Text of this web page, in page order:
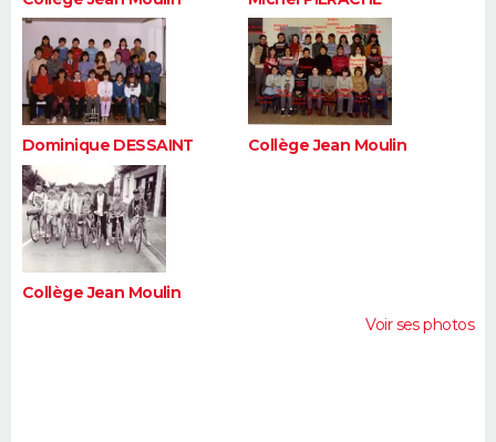
Dominique DESSAINT Collège Jean Moulin
Collège Jean Moulin
Voir ses photos